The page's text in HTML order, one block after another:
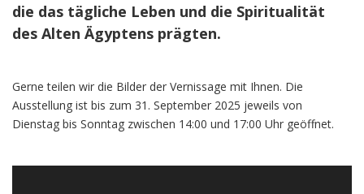
die das tägliche Leben und die Spiritualität
des Alten Ägyptens prägten.
Gerne teilen wir die Bilder der Vernissage mit Ihnen. Die
Ausstellung ist bis zum 31. September 2025 jeweils von
Dienstag bis Sonntag zwischen 14:00 und 17:00 Uhr geöffnet.